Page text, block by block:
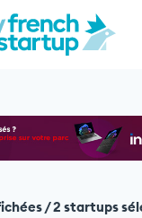
/ 2 startups